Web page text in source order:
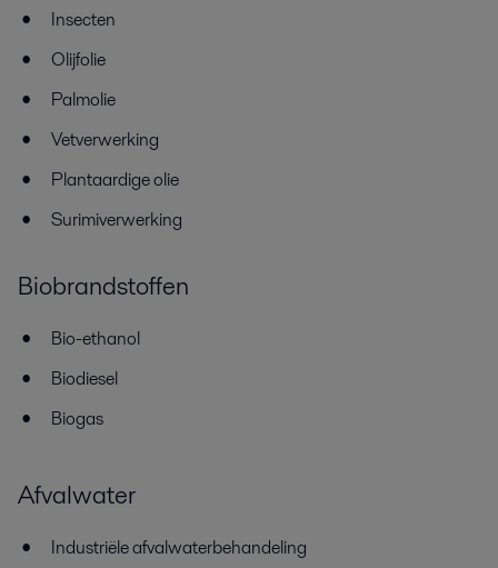
Insecten
Olijfolie
Palmolie
Vetverwerking
Plantaardige olie
Surimiverwerking
Biobrandstoffen
Bio-ethanol
Biodiesel
Biogas
Afvalwater
Industriële afvalwaterbehandeling